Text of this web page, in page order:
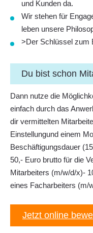
und Kunden da.
Wir stehen für
leben unsere
>Der Schlüssel zum
Du bist schon
Dann nutze die
einfach durch das
dir vermittelten
Einstellungund einem
Beschäftigungsdauer
50,- Euro brutto für die
Mitarbeiters (m/w/d/x)-
eines Facharbeiters (m/
Jetzt online